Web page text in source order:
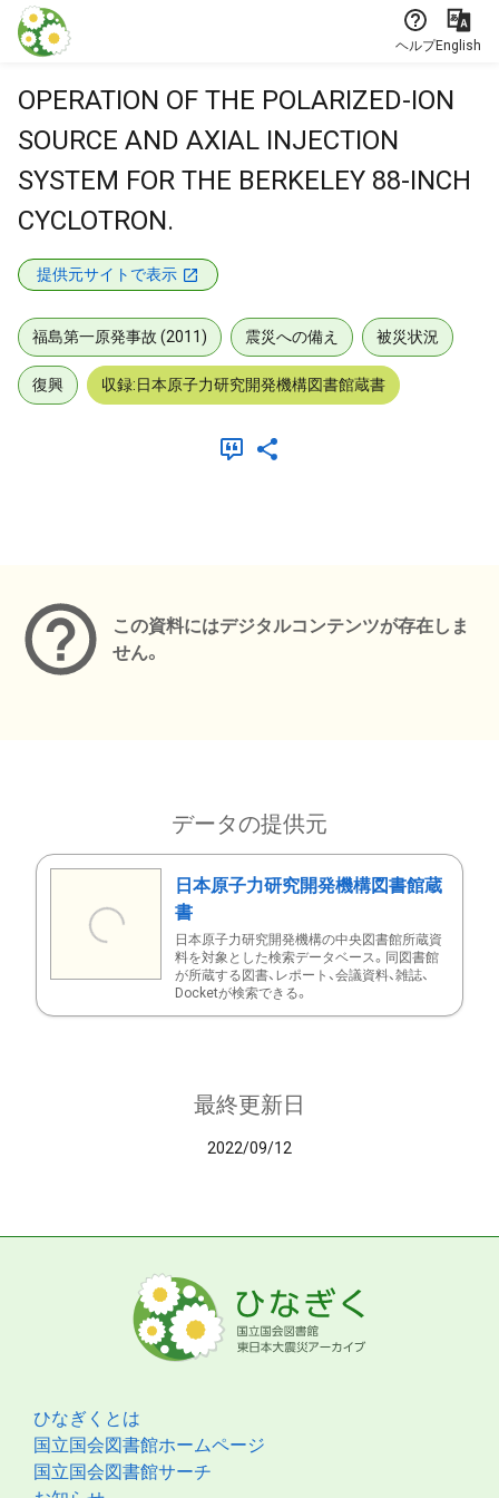
本文に飛ぶ
ヘルプEnglish
OPERATION OF THE POLARIZED-ION
SOURCE AND AXIAL INJECTION
SYSTEM FOR THE BERKELEY 88-INCH
CYCLOTRON.
提供元サイトで表示
福島第一原発事故 (2011) 震災への備え 被災状況
復興 収録:日本原子力研究開発機構図書館蔵書
この資料にはデジタルコンテンツが存在しま
せん。
データの提供元
日本原子力研究開発機構図書館蔵
書
日本原子力研究開発機構の中央図書館所蔵資
料を対象とした検索データベース。同図書館
が所蔵する図書、レポート、会議資料、雑誌、
Docketが検索できる。
最終更新日
2022/09/12
ひなぎくとは
国立国会図書館ホームページ
国立国会図書館サーチ